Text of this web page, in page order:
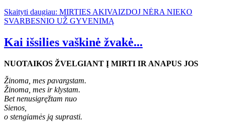
Skaityti daugiau: MIRTIES AKIVAIZDOJ NĖRA NIEKO
SVARBESNIO UŽ GYVENIMĄ
Kai išsilies vaškinė žvakė...
NUOTAIKOS ŽVELGIANT Į MIRTI IR ANAPUS JOS
Žinoma, mes pavargstam.
Žinoma, mes ir klystam.
Bet nenusigręžtam nuo
Sienos,
o stengiamės ją suprasti.